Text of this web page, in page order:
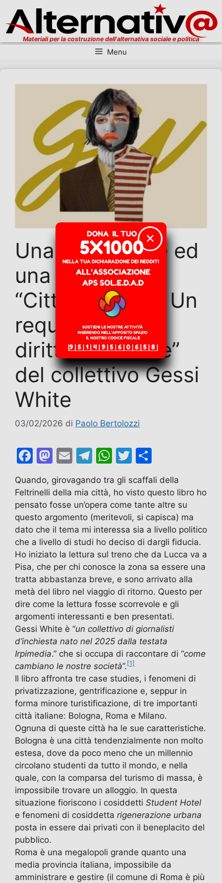
Materiali per la costruzione dell'alternativa sociale e politica
Menu
Una recensione ed
una riflessione.
“Città in affitto. Un
requiem per il
diritto all’abitare”
del collettivo Gessi
White
03/02/2026 di Paolo Bertolozzi
F
a
c
e
b
o
o
k
M
a
st
o
d
o
n
E
ai
l
T
el
e
gr
a
m
W
at
s
A
p
p
T
w
itt
er
o
n
di
vi
di
Quando, girovagando tra gli scaffali della
Feltrinelli della mia città, ho visto questo libro ho
pensato fosse un’opera come tante altre su
questo argomento (meritevoli, si capisca) ma
dato che il tema mi interessa sia a livello politico
che a livello di studi ho deciso di dargli fiducia.
Ho iniziato la lettura sul treno che da Lucca va a
Pisa, che per chi conosce la zona sa essere una
tratta abbastanza breve, e sono arrivato alla
metà del libro nel viaggio di ritorno. Questo per
dire come la lettura fosse scorrevole e gli
argomenti interessanti e ben presentati.
Gessi White è “un collettivo di giornalisti
d’inchiesta nato nel 2025 dalla testata
Irpimedia.” che si occupa di raccontare di “come
cambiano le nostre società”. [1]
Il libro affronta tre case studies, i fenomeni di
privatizzazione, gentrificazione e, seppur in
forma minore turistificazione, di tre importanti
città italiane: Bologna, Roma e Milano.
Ognuna di queste città ha le sue caratteristiche.
Bologna è una città tendenzialmente non molto
estesa, dove da poco meno che un millennio
circolano studenti da tutto il mondo, e nella
quale, con la comparsa del turismo di massa, è
impossibile trovare un alloggio. In questa
situazione fioriscono i cosiddetti Student Hotel
e fenomeni di cosiddetta rigenerazione urbana
posta in essere dai privati con il beneplacito del
pubblico.
Roma è una megalopoli grande quanto una
media provincia italiana, impossibile da
amministrare e gestire (il comune di Roma è più
✕